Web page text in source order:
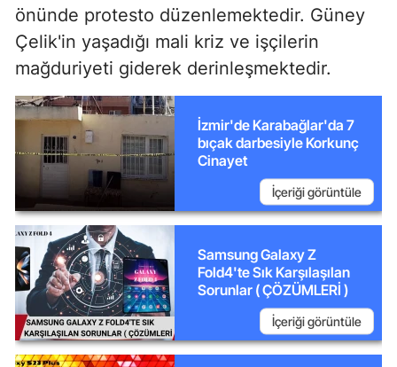
önünde protesto düzenlemektedir. Güney
Çelik'in yaşadığı mali kriz ve işçilerin
mağduriyeti giderek derinleşmektedir.
İzmir'de Karabağlar'da 7
bıçak darbesiyle Korkunç
Cinayet
İçeriği görüntüle
Samsung Galaxy Z
Fold4'te Sık Karşılaşılan
Sorunlar ( ÇÖZÜMLERİ )
İçeriği görüntüle